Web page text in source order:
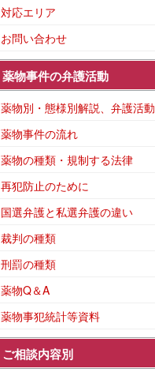
対応エリア
お問い合わせ
薬物事件の弁護活動
薬物別・態様別解説、弁護活動
薬物事件の流れ
薬物の種類・規制する法律
再犯防止のために
国選弁護と私選弁護の違い
裁判の種類
刑罰の種類
薬物Q＆A
薬物事犯統計等資料
ご相談内容別